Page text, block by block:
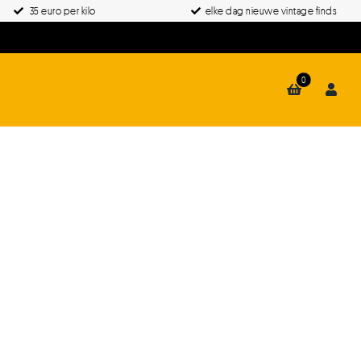
35 euro per kilo elke dag nieuwe vintage finds
0